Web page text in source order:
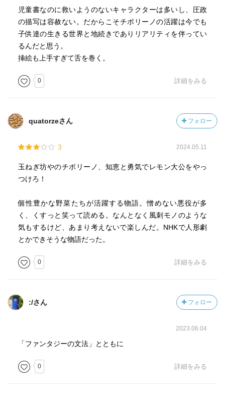
る直接的なメッセージよりも、むしろこうした重層的な比
喩と遊び心にある。
例えば、道路を歩くだけでも税金を取られる「歩行税」
は、今日のさまざまな理不尽な制度や規制を連想させる。
また、弱い立場の者たちが知恵を出し合い、連帯して困難
に立ち向かう様子は、現代のコミュニティ運動にも通じる
ロダーリは政治的な主張を、果物と野菜たちの愉快な物語
ことに成功した。
っていない。
それは、物語がイデオロギー的な主張に終始せず、ユーモ
アと詩情、そして人間的な触れ合いを大切にしているから
以前は遠い過去の寓話のように思えたこの物語が、近年、
といった現象とともに、妙にリアルに響いてくる場面も増
えてきた。
とはいえ本作の真の魅力は、そうした現実の問題を超え
て、果物と野菜たちの個性的な世界が織りなす、ユーモア
児童書なのに救いようのないキャラクターは多いし、圧政
の描写は容赦ない。だからこそチポリーノの活躍は今でも
子供達の生きる世界と地続きでありリアリティを伴ってい
るんだと思う。
挿絵も上手すぎて舌を巻く。
0 詳細をみる
quatorzeさん フォロー
3 2024.05.11
玉ねぎ坊やのチポリーノ、知恵と勇気でレモン大公をやっ
つけろ！
個性豊かな野菜たちが活躍する物語。憎めない悪役が多
く、くすっと笑って読める。なんとなく風刺モノのような
気もするけど、あまり考えないで楽しんだ。NHKで人形劇
とかできそうな物語だった。
0 詳細をみる
:/さん フォロー
2023.06.04
「ファンタジーの文法」とともに
0 詳細をみる